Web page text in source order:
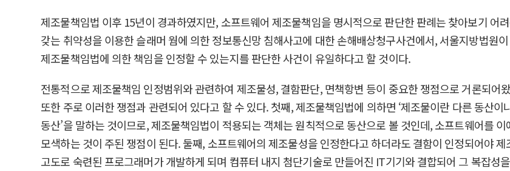
제조물책임법 이후 15년이 경과하였지만, 소프트웨어 제조물책임을 명시적으로 판단한 판례는 찾아보기 어
갖는 취약성을 이용한 슬래머 웜에 의한 정보통신망 침해사고에 대한 손해배상청구사건에서, 서울지방법원
제조물책임법에 의한 책임을 인정할 수 있는지를 판단한 사건이 유일하다고 할 것이다.
전통적으로 제조물책임 인정범위와 관련하여 제조물성, 결함판단, 면책항변 등이 중요한 쟁점으로 거론되어
또한 주로 이러한 쟁점과 관련되어 있다고 할 수 있다. 첫째, 제조물책임법에 의하면 ‘제조물이란 다른 동산
동산’을 말하는 것이므로, 제조물책임법이 적용되는 객체는 원칙적으로 동산으로 볼 것인데, 소프트웨어를
모색하는 것이 주된 쟁점이 된다. 둘째, 소프트웨어의 제조물성을 인정한다고 하더라도 결함이 인정되어야
고도로 숙련된 프로그래머가 개발하게 되며 컴퓨터 내지 첨단기술로 만들어진 IT기기와 결합되어 그 복잡성